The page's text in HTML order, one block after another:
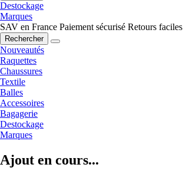
Destockage
Marques
SAV en France Paiement sécurisé Retours faciles
Rechercher
Nouveautés
Raquettes
Chaussures
Textile
Balles
Accessoires
Bagagerie
Destockage
Marques
Ajout en cours...